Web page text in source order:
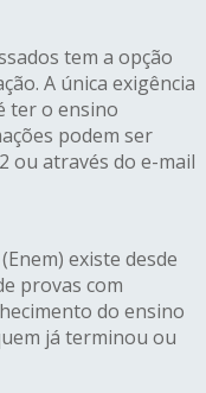
tem a opção
A única exigência
ter o ensino
podem ser
ou através do e-mail
existe desde
provas com
do ensino
já terminou ou